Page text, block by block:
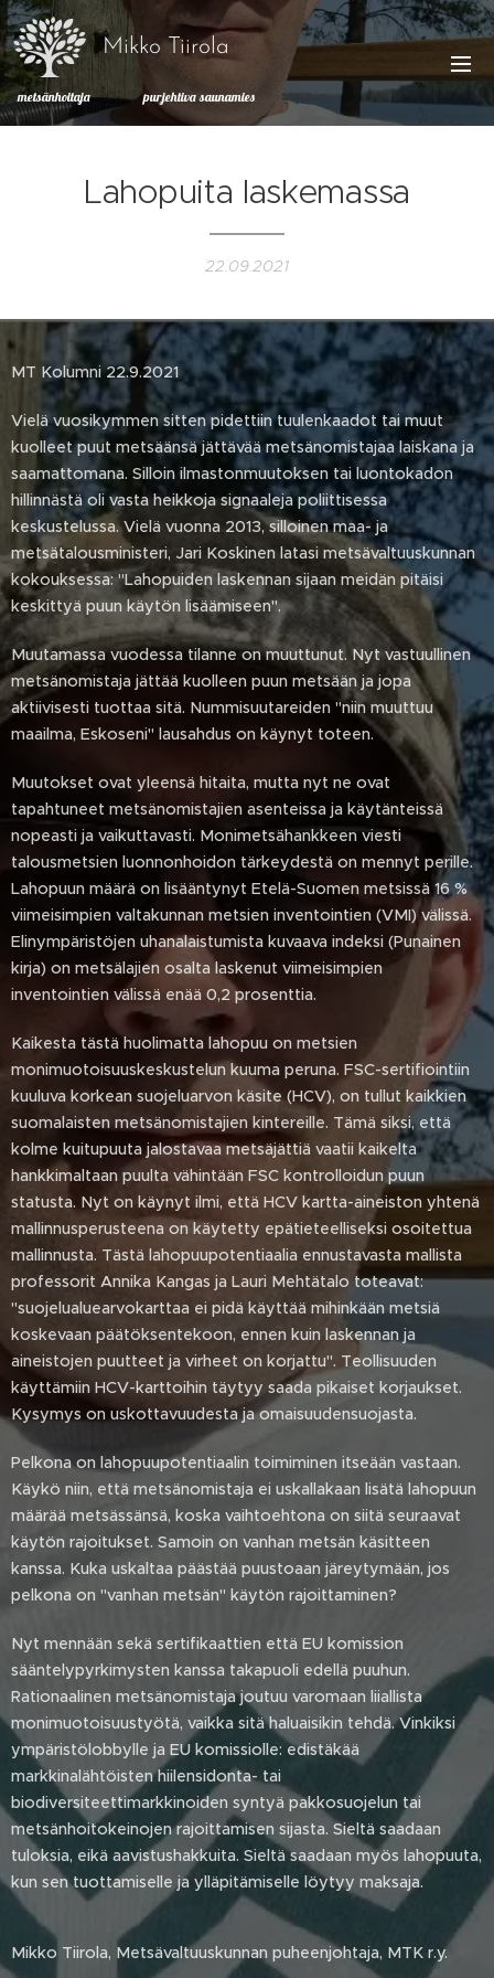
Mikko Tiirola
metsänhoitaja purjehtiva saunamies
Lahopuita laskemassa
22.09.2021
MT Kolumni 22.9.2021
Vielä vuosikymmen sitten pidettiin tuulenkaadot tai muut
kuolleet puut metsäänsä jättävää metsänomistajaa laiskana ja
saamattomana. Silloin ilmastonmuutoksen tai luontokadon
hillinnästä oli vasta heikkoja signaaleja poliittisessa
keskustelussa. Vielä vuonna 2013, silloinen maa- ja
metsätalousministeri, Jari Koskinen latasi metsävaltuuskunnan
kokouksessa: "Lahopuiden laskennan sijaan meidän pitäisi
keskittyä puun käytön lisäämiseen".
Muutamassa vuodessa tilanne on muuttunut. Nyt vastuullinen
metsänomistaja jättää kuolleen puun metsään ja jopa
aktiivisesti tuottaa sitä. Nummisuutareiden "niin muuttuu
maailma, Eskoseni" lausahdus on käynyt toteen.
Muutokset ovat yleensä hitaita, mutta nyt ne ovat
tapahtuneet metsänomistajien asenteissa ja käytänteissä
nopeasti ja vaikuttavasti. Monimetsähankkeen viesti
talousmetsien luonnonhoidon tärkeydestä on mennyt perille.
Lahopuun määrä on lisääntynyt Etelä-Suomen metsissä 16 %
viimeisimpien valtakunnan metsien inventointien (VMI) välissä.
Elinympäristöjen uhanalaistumista kuvaava indeksi (Punainen
kirja) on metsälajien osalta laskenut viimeisimpien
inventointien välissä enää 0,2 prosenttia.
Kaikesta tästä huolimatta lahopuu on metsien
monimuotoisuuskeskustelun kuuma peruna. FSC-sertifiointiin
kuuluva korkean suojeluarvon käsite (HCV), on tullut kaikkien
suomalaisten metsänomistajien kintereille. Tämä siksi, että
kolme kuitupuuta jalostavaa metsäjättiä vaatii kaikelta
hankkimaltaan puulta vähintään FSC kontrolloidun puun
statusta. Nyt on käynyt ilmi, että HCV kartta-aineiston yhtenä
mallinnusperusteena on käytetty epätieteelliseksi osoitettua
mallinnusta. Tästä lahopuupotentiaalia ennustavasta mallista
professorit Annika Kangas ja Lauri Mehtätalo toteavat:
"suojelualuearvokarttaa ei pidä käyttää mihinkään metsiä
koskevaan päätöksentekoon, ennen kuin laskennan ja
aineistojen puutteet ja virheet on korjattu". Teollisuuden
käyttämiin HCV-karttoihin täytyy saada pikaiset korjaukset.
Kysymys on uskottavuudesta ja omaisuudensuojasta.
Pelkona on lahopuupotentiaalin toimiminen itseään vastaan.
Käykö niin, että metsänomistaja ei uskallakaan lisätä lahopuun
määrää metsässänsä, koska vaihtoehtona on siitä seuraavat
käytön rajoitukset. Samoin on vanhan metsän käsitteen
kanssa. Kuka uskaltaa päästää puustoaan järeytymään, jos
pelkona on "vanhan metsän" käytön rajoittaminen?
Nyt mennään sekä sertifikaattien että EU komission
sääntelypyrkimysten kanssa takapuoli edellä puuhun.
Rationaalinen metsänomistaja joutuu varomaan liiallista
monimuotoisuustyötä, vaikka sitä haluaisikin tehdä. Vinkiksi
ympäristölobbylle ja EU komissiolle: edistäkää
markkinalähtöisten hiilensidonta- tai
biodiversiteettimarkkinoiden syntyä pakkosuojelun tai
metsänhoitokeinojen rajoittamisen sijasta. Sieltä saadaan
tuloksia, eikä aavistushakkuita. Sieltä saadaan myös lahopuuta,
kun sen tuottamiselle ja ylläpitämiselle löytyy maksaja.
Mikko Tiirola, Metsävaltuuskunnan puheenjohtaja, MTK r.y.